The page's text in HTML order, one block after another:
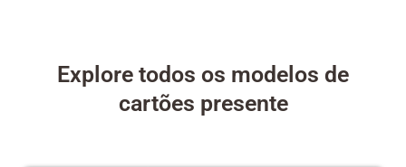
Explore todos os modelos de
cartões presente